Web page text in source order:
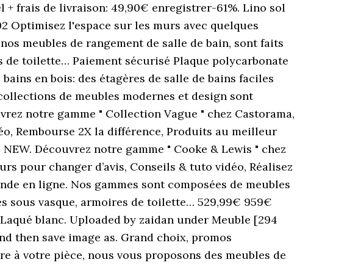
+ frais de livraison: 49,90€ enregistrer-61%. Lino sol
Optimisez l'espace sur les murs avec quelques
meubles de rangement de salle de bain, sont faits
de toilette… Paiement sécurisé Plaque polycarbonate
en bois: des étagères de salle de bains faciles
de meubles modernes et design sont
notre gamme " Collection Vague " chez Castorama,
Rembourse 2X la différence, Produits au meilleur
Découvrez notre gamme " Cooke & Lewis " chez
pour changer d’avis, Conseils & tuto vidéo, Réalisez
en ligne. Nos gammes sont composées de meubles
sous vasque, armoires de toilette… 529,99€ 959€
blanc. Uploaded by zaidan under Meuble [294
then save image as. Grand choix, promos
à votre pièce, nous vous proposons des meubles de